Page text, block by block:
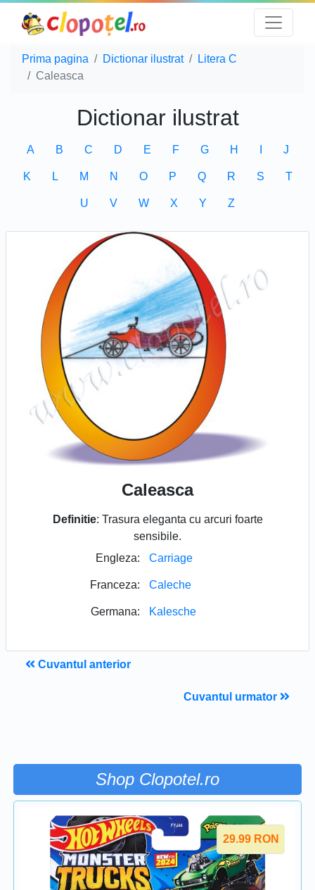
Prima pagina Dictionar ilustrat
Litera C
Caleasca
Dictionar ilustrat
A B C D E F G H J
K L M N O P Q R S T
U V W X Y Z
Caleasca
Definitie: Trasura eleganta cu arcuri foarte
sensibile.
Engleza:
Carriage
Franceza: Caleche
Germana: Kalesche
Cuvantul anterior
Cuvantul urmator
Shop Clopotel.ro
29.99 RON